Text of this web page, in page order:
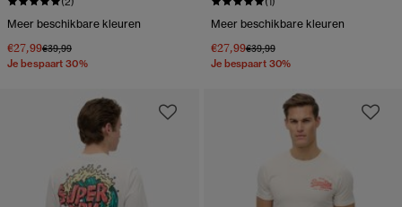
Meer beschikbare kleuren
€27,99Prijs verlaagd van
€39,99naar
Je bespaart 30%
Meer beschikbare kleuren
€27,99Prijs verlaagd van
€39,99naar
Je bespaart 30%